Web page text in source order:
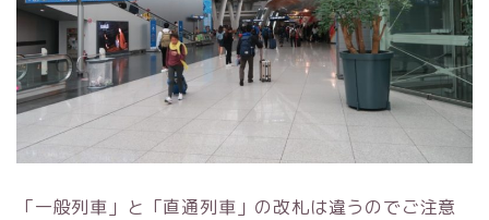
「一般列車」と「直通列車」の改札は違うのでご注意